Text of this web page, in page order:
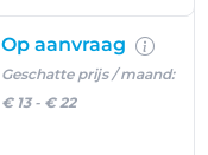
Op aanvraag
Geschatte prijs / maand:
€ 13- € 22